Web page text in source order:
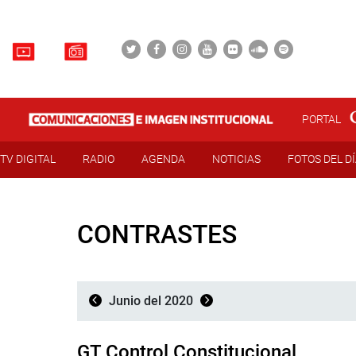
PORTAL
TV DIGITAL RADIO AGENDA NOTICIAS FOTOS DEL
CONTRASTES
Junio del 2020